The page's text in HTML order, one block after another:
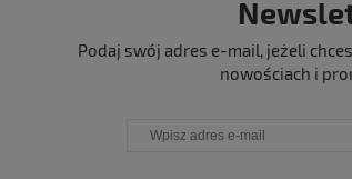
Podaj swój adres e-mail, jeżeli
nowościach i